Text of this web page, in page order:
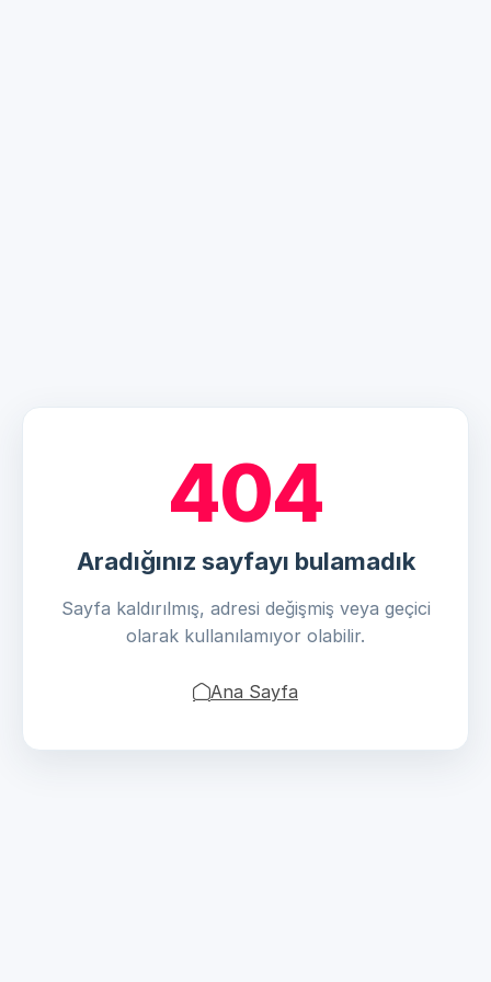
404
Aradığınız sayfayı bulamadık
Sayfa kaldırılmış, adresi değişmiş veya geçici
olarak kullanılamıyor olabilir.
Ana Sayfa